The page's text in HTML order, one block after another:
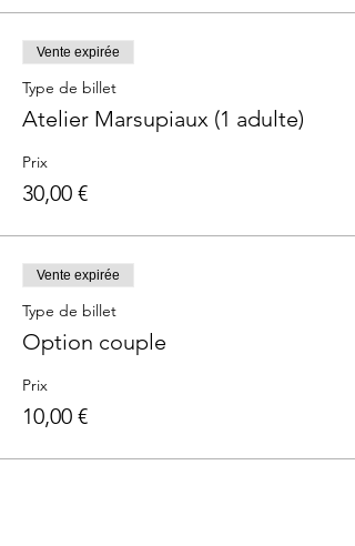
Vente expirée
Type de billet
Atelier Marsupiaux (1 adulte)
Prix
30,00 €
Vente expirée
Type de billet
Option couple
Prix
10,00 €